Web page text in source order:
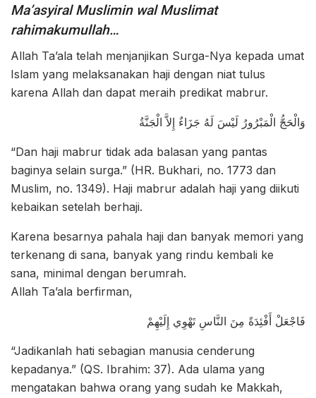
Ma’asyiral Muslimin wal Muslimat
rahimakumullah…
Allah Ta’ala telah menjanjikan Surga-Nya kepada umat
Islam yang melaksanakan haji dengan niat tulus
karena Allah dan dapat meraih predikat mabrur.
وَالْحَجُّ الْمَبْرُورُ لَيْسَ لَهُ جَزَاءٌ إِلاَّ الْجَنَّةُ
“Dan haji mabrur tidak ada balasan yang pantas
baginya selain surga.” (HR. Bukhari, no. 1773 dan
Muslim, no. 1349). Haji mabrur adalah haji yang diikuti
kebaikan setelah berhaji.
Karena besarnya pahala haji dan banyak memori yang
terkenang di sana, banyak yang rindu kembali ke
sana, minimal dengan berumrah.
Allah Ta’ala berfirman,
فَاجْعَلْ أَفْئِدَةً مِنَ النَّاسِ تَهْوِي إِلَيْهِمْ
“Jadikanlah hati sebagian manusia cenderung
kepadanya.” (QS. Ibrahim: 37). Ada ulama yang
mengatakan bahwa orang yang sudah ke Makkah,